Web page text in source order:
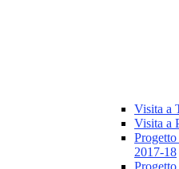
Visita a
Visita a
2017-18